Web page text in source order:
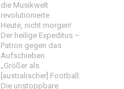
die Musikwelt
revolutionierte
Heute, nicht morgen!
Der heilige Expeditus –
Patron gegen das
Aufschieben
„Größer als
[australischer] Football:
Die unstoppbare